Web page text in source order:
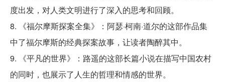
度出发，对人类文明进行了深入的思考和回顾。
8. 《福尔摩斯探案全集》：阿瑟·柯南·道尔的这部作品集
中了福尔摩斯的经典探案故事，让读者陶醉其中。
9. 《平凡的世界》：路遥的这部长篇小说在描写中国农村
的同时，也展示了人生的哲理和情感的世界。